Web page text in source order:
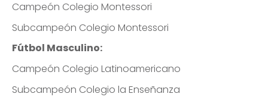
Campeón Colegio Montessori
Subcampeón Colegio Montessori
Fútbol Masculino:
Campeón Colegio Latinoamericano
Subcampeón Colegio la Enseñanza